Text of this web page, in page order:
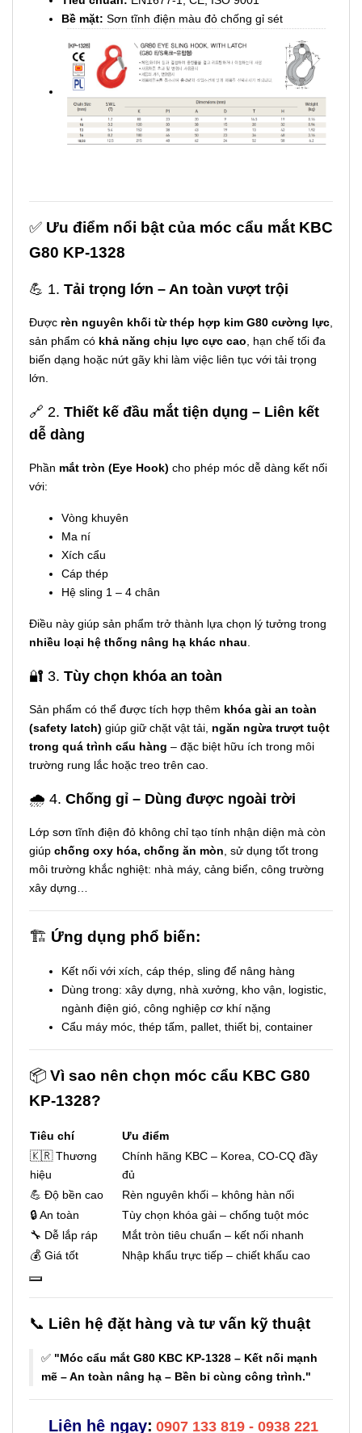
Bề mặt: Sơn tĩnh điện màu đỏ chống gỉ sét
✅ Ưu điểm nổi bật của móc cẩu mắt KBC
G80 KP-1328
💪 1. Tải trọng lớn – An toàn vượt trội
Được rèn nguyên khối từ thép hợp kim G80 cường lực
sản phẩm có khả năng chịu lực cực cao , hạn chế tối đa
biến dạng hoặc nứt gãy khi làm việc liên tục với tải trọng
lớn.
🔗 2. Thiết kế đầu mắt tiện dụng – Liên kết
dễ dàng
Phần mắt tròn (Eye Hook) cho phép móc dễ dàng kết nối
với:
Vòng khuyên
Ma ní
Xích cẩu
Cáp thép
Hệ sling 1 – 4 chân
Điều này giúp sản phẩm trở thành lựa chọn lý tưởng trong
nhiều loại hệ thống nâng hạ khác nhau
🔐 3. Tùy chọn khóa an toàn
Sản phẩm có thể được tích hợp thêm khóa gài an toàn
(safety latch) giúp giữ chặt vật tải, ngăn ngừa trượt tuột
trong quá trình cẩu hàng – đặc biệt hữu ích trong môi
trường rung lắc hoặc treo trên cao.
🌧️ 4. Chống gỉ – Dùng được ngoài trời
Lớp sơn tĩnh điện đỏ không chỉ tạo tính nhận diện mà còn
giúp chống oxy hóa, chống ăn mòn , sử dụng tốt trong
môi trường khắc nghiệt: nhà máy, cảng biển, công trường
xây dựng…
🏗️ Ứng dụng phổ biến:
Kết nối với xích, cáp thép, sling để nâng hàng
Dùng trong: xây dựng, nhà xưởng, kho vận, logistic,
ngành điện gió, công nghiệp cơ khí nặng
Cẩu máy móc, thép tấm, pallet, thiết bị, container
📦 Vì sao nên chọn móc cẩu KBC G80
KP-1328?
Tiêu chí
Ưu điểm
🇰🇷 Thương
hiệu
Chính hãng KBC – Korea, CO-CQ đầy
đủ
💪 Độ bền cao
Rèn nguyên khối – không hàn nối
🔒 An toàn
Tùy chọn khóa gài – chống tuột móc
🔧 Dễ lắp ráp
Mắt tròn tiêu chuẩn – kết nối nhanh
💰 Giá tốt
Nhập khẩu trực tiếp – chiết khấu cao
📞 Liên hệ đặt hàng và tư vấn kỹ thuật
✅ "Móc cẩu mắt G80 KBC KP-1328 – Kết nối mạnh
mẽ – An toàn nâng hạ – Bền bỉ cùng công trình."
Liên hệ ngay: 0907 133 819 - 0938 221